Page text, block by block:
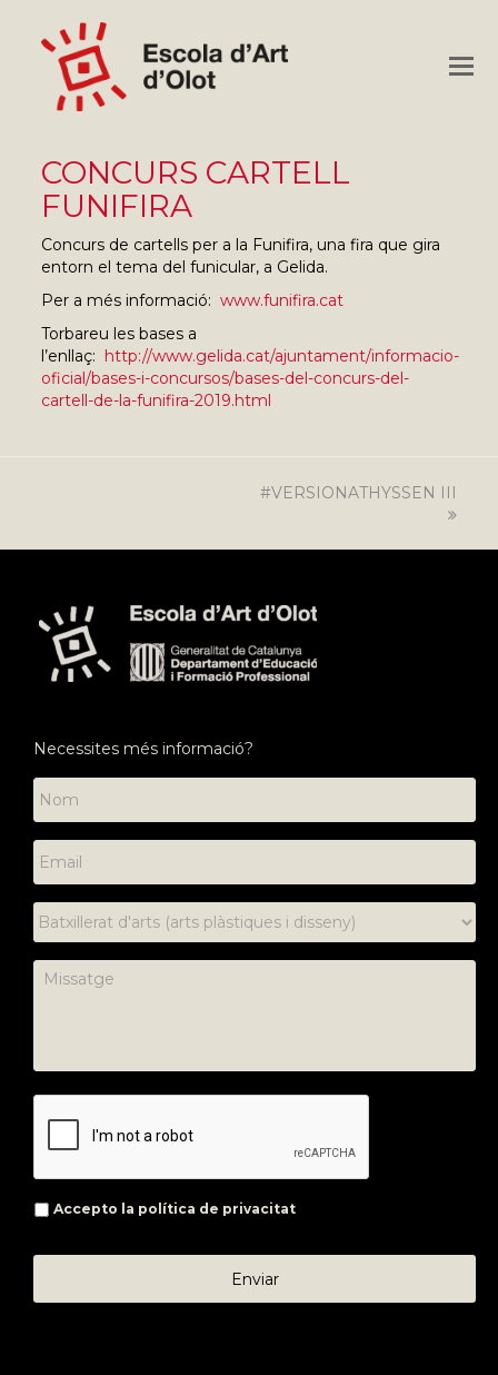
CONCURS CARTELL
FUNIFIRA
Concurs de cartells per a la Funifira, una fira que gira
entorn el tema del funicular, a Gelida.
Per a més informació:www.funifira.cat
Torbareu les bases a
l’enllaç: http://www.gelida.cat/ajuntament/informacio-
oficial/bases-i-concursos/bases-del-concurs-del-
cartell-de-la-funifira-2019.html
next
#VERSIONATHYSSEN III
Necessites més informació?
Accepto la política de privacitat